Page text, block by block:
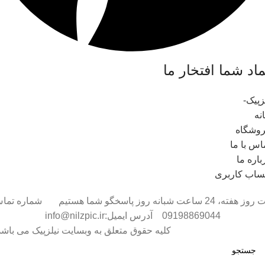
شما افتخار ما
با ما
ما
کاربری
هفت روز هفته، 24 ساعت شبانه روز پاسخگو شما هستیم شماره
09198869044 آدرس ایمیل:info@nilzpic.ir
کلیه حقوق متعلق به وبسایت نیلزپیک می